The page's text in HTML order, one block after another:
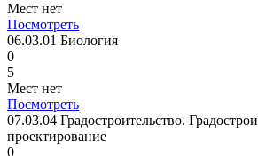
Мест нет
Посмотреть
06.03.01 Биология
0
5
Мест нет
Посмотреть
07.03.04 Градостроительство.
проектирование
0